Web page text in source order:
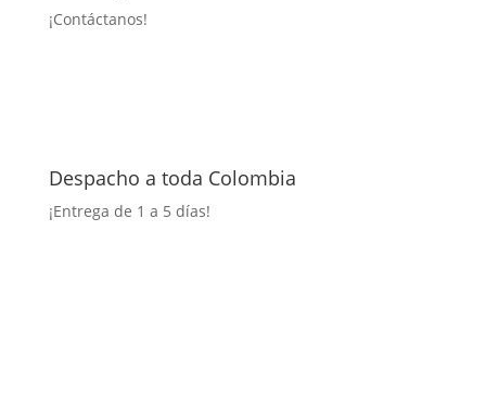
¡Contáctanos!
Despacho a toda Colombia
¡Entrega de 1 a 5 días!